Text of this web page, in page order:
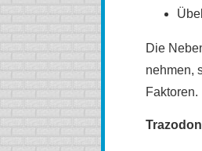
Die
nehmen,
Faktoren.